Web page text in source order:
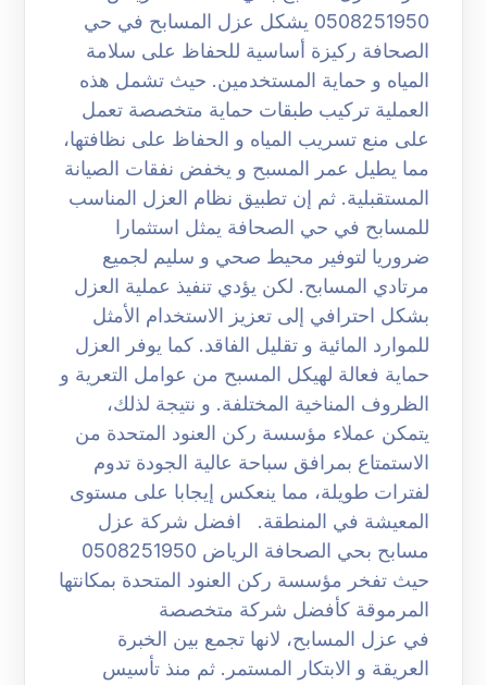
0508251950 يشكل عزل المسابح في حي
الصحافة ركيزة أساسية للحفاظ على سلامة
المياه و حماية المستخدمين. حيث تشمل هذه
العملية تركيب طبقات حماية متخصصة تعمل
على منع تسريب المياه و الحفاظ على نظافتها،
مما يطيل عمر المسبح و يخفض نفقات الصيانة
المستقبلية. ثم إن تطبيق نظام العزل المناسب
للمسابح في حي الصحافة يمثل استثمارا
ضروريا لتوفير محيط صحي و سليم لجميع
مرتادي المسابح. لكن يؤدي تنفيذ عملية العزل
بشكل احترافي إلى تعزيز الاستخدام الأمثل
للموارد المائية و تقليل الفاقد. كما يوفر العزل
حماية فعالة لهيكل المسبح من عوامل التعرية و
الظروف المناخية المختلفة. و نتيجة لذلك،
يتمكن عملاء مؤسسة ركن العنود المتحدة من
الاستمتاع بمرافق سباحة عالية الجودة تدوم
لفترات طويلة، مما ينعكس إيجابا على مستوى
المعيشة في المنطقة. افضل شركة عزل
مسابح بحي الصحافة الرياض 0508251950
حيث تفخر مؤسسة ركن العنود المتحدة بمكانتها
المرموقة كأفضل شركة متخصصة
في عزل المسابح، لانها تجمع بين الخبرة
العريقة و الابتكار المستمر. ثم منذ تأسيس